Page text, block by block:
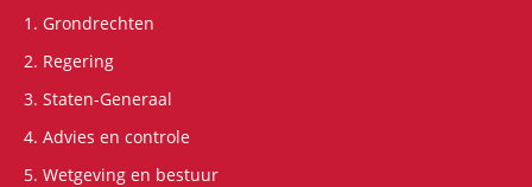
1. Grondrechten
2. Regering
3. Staten-Generaal
4. Advies en controle
5. Wetgeving en bestuur